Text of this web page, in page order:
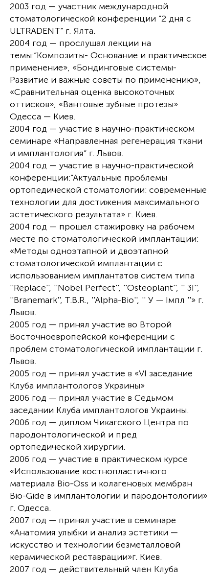
2003 год — участник международной
стоматологической конференции “2 дня с
ULTRADENT“ г. Ялта.
2004 год — прослушал лекции на
темы:“Композиты- Основание и практическое
применение», «Бондинговые системы-
Развитие и важные советы по применению»,
«Сравнительная оценка высокоточных
оттисков», «Вантовые зубные протезы»
Одесса — Киев.
2004 год — участие в научно-практическом
семинаре «Направленная регенерация ткани
и имплантология“ г. Львов.
2004 год — участие в научно-практической
конференции:“Актуальные проблемы
ортопедической стоматологии: современные
технологии для достижения максимального
эстетического результата» г. Киев.
2004 год — прошел стажировку на рабочем
месте по стоматологической имплантации:
«Методы одноэтапной и двоэтапной
стоматологической имплантации с
использованием имплантатов систем типа
''Replace'', ''Nobel Perfect'', ''Osteoplant'', '' 3I'',
''Branemark'', T.B.R., ''Alpha-Bio'', '' У — Імпл ''» г.
Львов.
2005 год — принял участие во Второй
Восточноевропейской конференции с
проблем стоматологической имплантации г.
Львов.
2005 год — принял участие в «VI заседание
Клуба имплантологов Украины»
2006 год — принял участие в Седьмом
заседании Клуба имплантологов Украины.
2006 год — диплом Чикагского Центра по
пародонтологической и пред
ортопедической хирургии.
2006 год — участие в практическом курсе
«Использование костнопластичного
материала Bio-Oss и колагеновых мембран
Bio-Gide в имплантологии и пародонтологии»
г. Одесса.
2007 год — принял участие в семинаре
«Анатомия улыбки и анализ эстетики —
искусство и технологии безметалловой
керамической реставрации»г. Киев.
2007 год — действительный член Клуба